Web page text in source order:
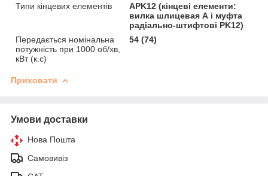
Типи кінцевих елементів
APK12 (кінцеві елементи:
вилка шлицевая А і муфта
радіально-штифтові PK12)
Передається номінальна
потужність при 1000 об/хв,
кВт (к.с)
54 (74)
Приховати
Умови доставки
Нова Пошта
Самовивіз